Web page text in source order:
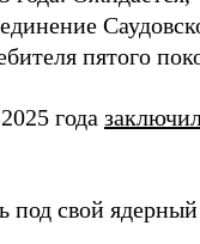
пятого
года
под свой